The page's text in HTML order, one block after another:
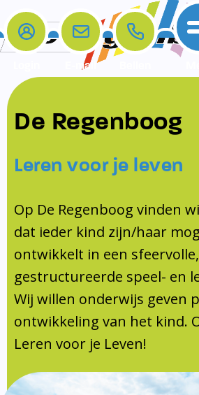
Home
De school
Opleiding en Stage
KomKids
Schoolvakanties
Ouderraad
Medezeggenschapsraad
Documentatie
Formulieren
SIKO
Ouders
Ouders
Contact
Contact
Contact
Samenwerkingen
Samenwerkingen
Schoollogopedist
E-mail
De Regenboog
Leren voor je leven
Op De Regenboog vinden
dat ieder kind zijn/haar
ontwikkelt in een sfeervolle,
gestructureerde speel- en
Wij willen onderwijs geven
ontwikkeling van het kind.
Leren voor je Leven!